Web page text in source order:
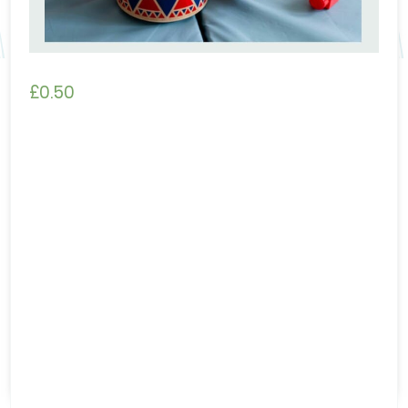
£0.50